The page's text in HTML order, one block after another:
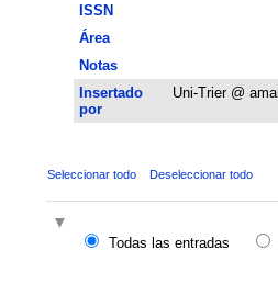
ISSN
Área
Notas
Insertado
por
Uni-Trier @
Seleccionar todo Deseleccionar todo
Todas las entradas